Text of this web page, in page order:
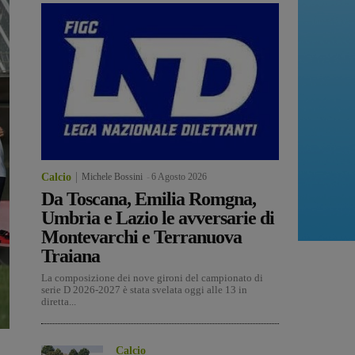
Calcio Michele Bossini 6 Agosto 2026
Da Toscana, Emilia Romgna,
Umbria e Lazio le avversarie di
Montevarchi e Terranuova
Traiana
La composizione dei nove gironi del campionato di
serie D 2026-2027 è stata svelata oggi alle 13 in
diretta...
Calcio